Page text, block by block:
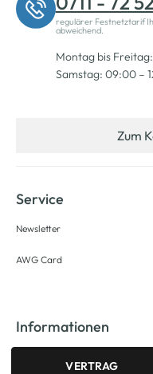
regulärer Festnetztarif
abweichend.
Montag bis
Samstag: 09:00 –
Zum
Service
Newsletter
AWG Card
Informationen
VERTRAG